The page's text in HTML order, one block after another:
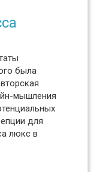
была
мышления
для
люкс в